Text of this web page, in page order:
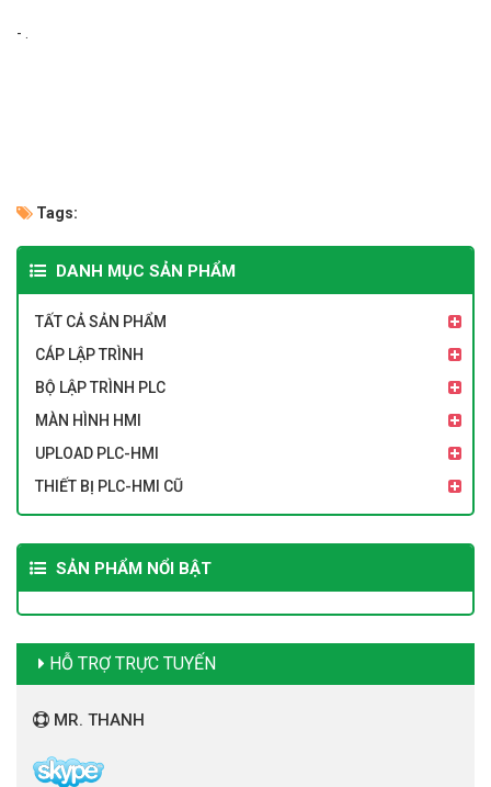
- .
Tags:
DANH MỤC SẢN PHẨM
TẤT CẢ SẢN PHẨM
CÁP LẬP TRÌNH
BỘ LẬP TRÌNH PLC
MÀN HÌNH HMI
UPLOAD PLC-HMI
THIẾT BỊ PLC-HMI CŨ
SẢN PHẨM NỔI BẬT
HỖ TRỢ TRỰC TUYẾN
MR. THANH